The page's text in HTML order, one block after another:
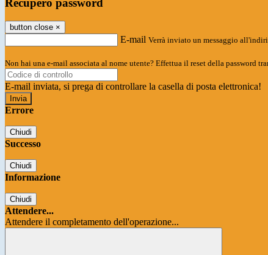
button close ×
E-mail Verrà inviato un messaggio
Non hai una e-mail associata al nome utente? Effettua il reset della password
E-mail inviata, si prega di controllare la casella di posta elettronica!
Errore
Chiudi
Successo
Chiudi
Informazione
Chiudi
Attendere...
Attendere il completamento dell'operazione...